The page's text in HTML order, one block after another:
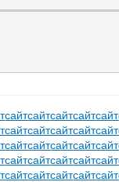
сайтсайтсайтсайтсайт
сайтсайтсайтсайтсайт
сайтсайтсайтсайтсайт
сайтсайтсайтсайтсайт
сайтсайтсайтсайтсайт